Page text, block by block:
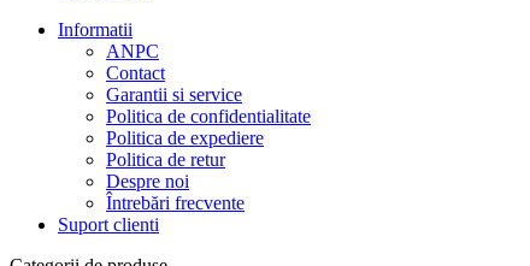
Informatii
ANPC
Contact
Garantii si service
Politica de confidentialitate
Politica de expediere
Politica de retur
Despre noi
Întrebări frecvente
Suport clienti